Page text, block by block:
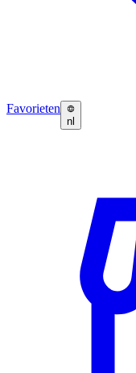
Favorieten
nl